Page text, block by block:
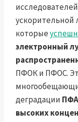
которые
электронный
ПФОК и ПФОС.
деградации
высоких